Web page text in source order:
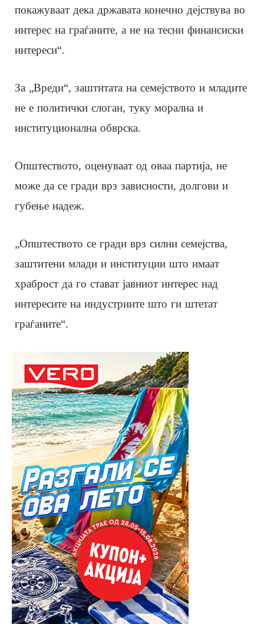
покажуваат дека државата конечно дејствува во
интерес на граѓаните, а не на тесни финансиски
интереси“.
За „Вреди“, заштитата на семејството и младите
не е политички слоган, туку морална и
институционална обврска.
Општеството, оценуваат од оваа партија, не
може да се гради врз зависности, долгови и
губење надеж.
„Општеството се гради врз силни семејства,
заштитени млади и институции што имаат
храброст да го стават јавниот интерес над
интересите на индустриите што ги штетат
граѓаните“.